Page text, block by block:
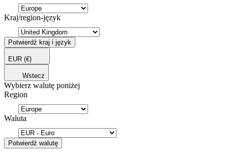
Kraj/region-język
Potwierdź kraj i język
EUR (€)
Wstecz
Wybierz walutę poniżej
Region
Waluta
Potwierdź walutę